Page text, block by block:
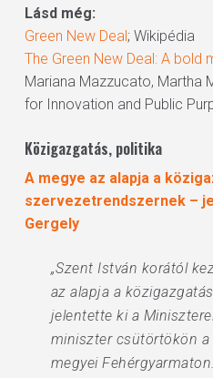
Lásd még:
Green New Deal; Wikipédia
The Green New Deal: A bold
Mariana Mazzucato, Martha
for Innovation and Public
Közigazgatás, politika
A megye az alapja a
szervezetrendszernek –
Gergely
„Szent István korától
az alapja a
jelentette ki a
miniszter csütörtökön a
megyei Fehérgyarmaton.